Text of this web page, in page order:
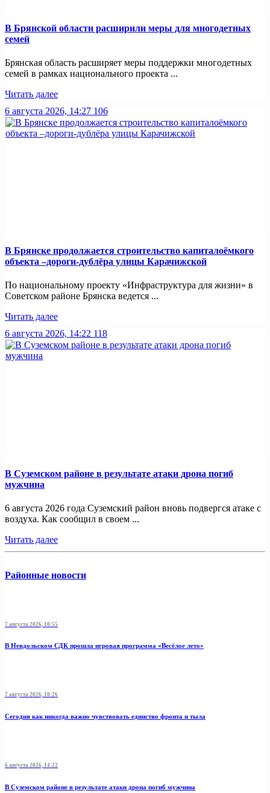
В Брянской области расширили меры для многодетных
семей
Брянская область расширяет меры поддержки многодетных
семей в рамках национального проекта ...
Читать далее
6 августа 2026, 14:27 106
В Брянске продолжается строительство капиталоёмкого
объекта –дороги-дублёра улицы Карачижской
По национальному проекту «Инфраструктура для жизни» в
Советском районе Брянска ведется ...
Читать далее
6 августа 2026, 14:22 118
В Суземском районе в результате атаки дрона погиб
мужчина
6 августа 2026 года Суземский район вновь подвергся атаке с
воздуха. Как сообщил в своем ...
Читать далее
Районные новости
7 августа 2026, 10:55
В Невдольском СДК прошла игровая программа «Весёлое лето»
7 августа 2026, 10:26
Сегодня как никогда важно чувствовать единство фронта и тыла
6 августа 2026, 14:22
В Суземском районе в результате атаки дрона погиб мужчина